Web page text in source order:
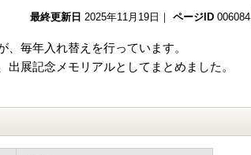
最終更新日 2025年11月19日｜ ページID 006084
毎年入れ替えを行っています。
展記念メモリアルとしてまとめました。